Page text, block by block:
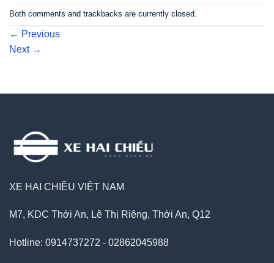
Both comments and trackbacks are currently closed.
← Previous
Next →
XE HAI CHIỀU VIỆT NAM
M7, KDC Thới An, Lê Thị Riêng, Thới An, Q12
Hotline: 0914737272 - 02862045988